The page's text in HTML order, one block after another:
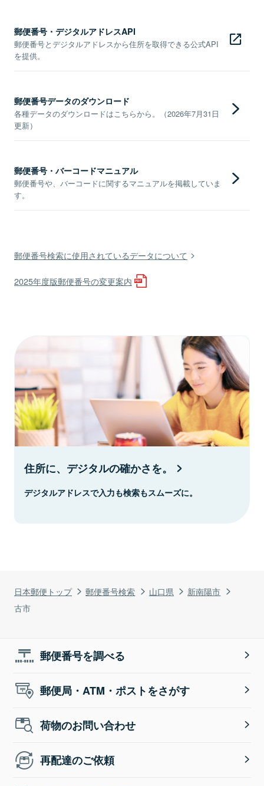
日本郵便トップ 郵便番号検索 山口県
新南陽市
古市
郵便番号・デジタルアドレスAPI
郵便番号とデジタルアドレスから住所を取得できる公式API
を提供。
郵便番号データのダウンロード
各種データのダウンロードはこちらから。（2026年7月31日
更新）
郵便番号・バーコードマニュアル
郵便番号や、バーコードに関するマニュアルを掲載していま
す。
郵便番号検索に使用されているデータについて
2025年度版郵便番号の変更案内
住所に、デジタルの確かさを。
デジタルアドレスで入力も検索もスムーズに。
郵便番号を調べる
郵便局・ATM・ポストをさがす
荷物のお問い合わせ
再配達のご依頼